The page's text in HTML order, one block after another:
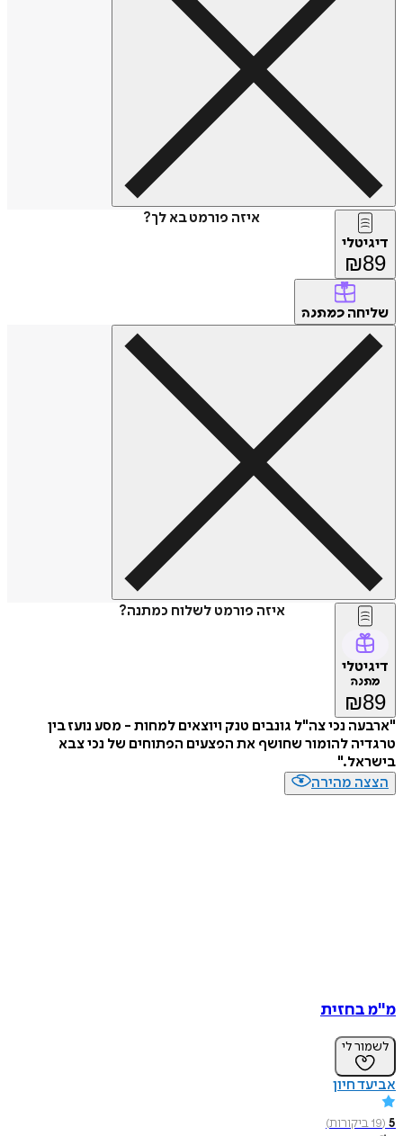
איזה פורמט בא לך?
דיגיטלי
₪89
שליחה כמתנה
איזה פורמט לשלוח כמתנה?
דיגיטלי
מתנה
₪89
"ארבעה נכי צה"ל גונבים טנק ויוצאים למחות - מסע נועז בין
טרגדיה להומור שחושף את הפצעים הפתוחים של נכי צבא
בישראל."
הצצה מהירה
מ"מ בחזית
לשמור לי
אביעד חיון
5
(
19ביקורות)